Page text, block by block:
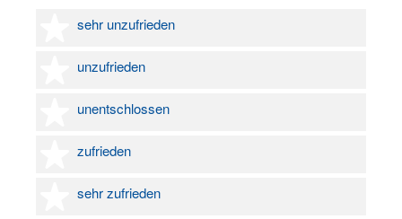
sehr unzufrieden
1 Stern
unzufrieden
2 Sterne
unentschlossen
3 Sterne
zufrieden
4 Sterne
sehr zufrieden
5 Sterne